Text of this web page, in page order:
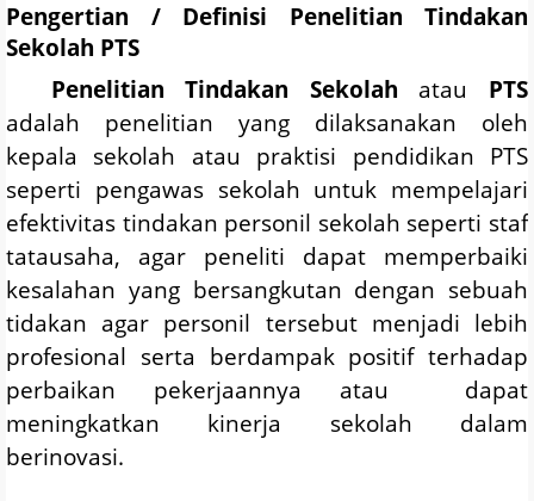
Pengertian / Definisi Penelitian Tindakan
Sekolah PTS
Penelitian Tindakan Sekolah atau PTS
adalah penelitian yang dilaksanakan oleh
kepala sekolah atau praktisi pendidikan PTS
seperti pengawas sekolah untuk mempelajari
efektivitas tindakan personil sekolah seperti staf
tatausaha, agar peneliti dapat memperbaiki
kesalahan yang bersangkutan dengan sebuah
tidakan agar personil tersebut menjadi lebih
profesional serta berdampak positif terhadap
perbaikan pekerjaannya atau dapat
meningkatkan kinerja sekolah dalam
berinovasi.